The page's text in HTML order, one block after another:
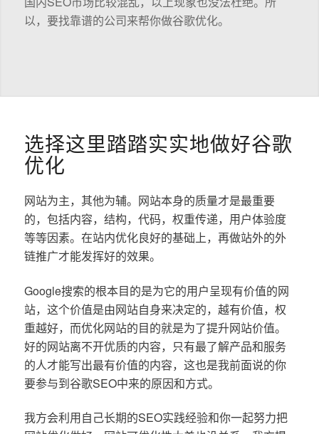
以，要找靠谱的公司来帮你做谷歌优化。
选择这里踏踏实实地做好谷歌
优化
网站为主，其他为辅。网站本身的质量才是最重要
的，包括内容，结构，代码，权重传递，用户体验度
等等因素。在站内优化良好的基础上，再做站外的外
链推广才能发挥好的效果。
Google搜索的根本目的是为它的用户呈现有价值的网
站，这个价值是由网站自身来决定的，越有价值，权
重越好，而优化网站的目的就是为了提升网站价值。
好的网站离不开优质的内容，只有最了解产品和服务
的人才能写出最有价值的内容，这也是我前面说的你
要参与到谷歌SEO中来的原因和方式。
我方会利用自己长期的SEO实践经验和你一起努力把